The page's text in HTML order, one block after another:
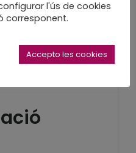
l'ús de cookies
corresponent.
Accepto les cookies